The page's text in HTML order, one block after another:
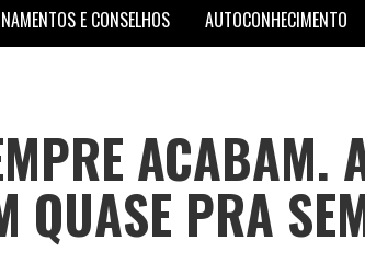
E CONSELHOS AUTOCONHECIMENTO
ACABAM.
QUASE PRA